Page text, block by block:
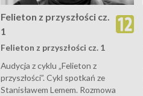
Felieton z przyszłości cz.
1
Felieton z przyszłości cz. 1
Audycja z cyklu „Felieton z
przyszłości”. Cykl spotkań ze
Stanisławem Lemem. Rozmowa